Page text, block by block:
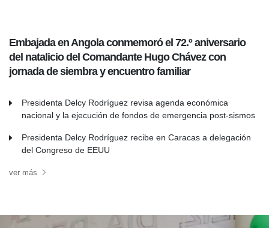
Embajada en Angola conmemoró el 72.º aniversario
del natalicio del Comandante Hugo Chávez con
jornada de siembra y encuentro familiar
Presidenta Delcy Rodríguez revisa agenda económica
nacional y la ejecución de fondos de emergencia post-sismos
Presidenta Delcy Rodríguez recibe en Caracas a delegación
del Congreso de EEUU
ver más